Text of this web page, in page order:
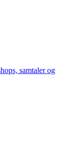
samtaler og